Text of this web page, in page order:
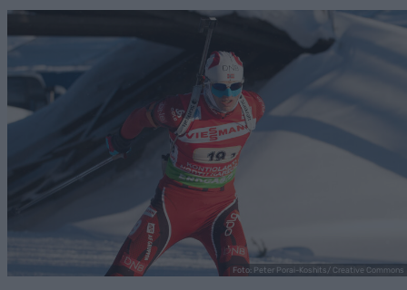
Foto: Peter Porai-Koshits/ Creative Commons